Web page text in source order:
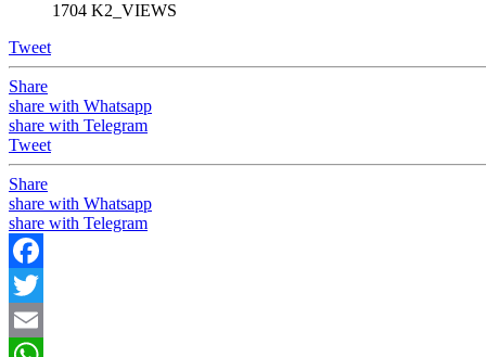
1704 K2_VIEWS
Tweet
Share
share with Whatsapp
share with Telegram
Tweet
Share
share with Whatsapp
share with Telegram
Facebook
Twitter